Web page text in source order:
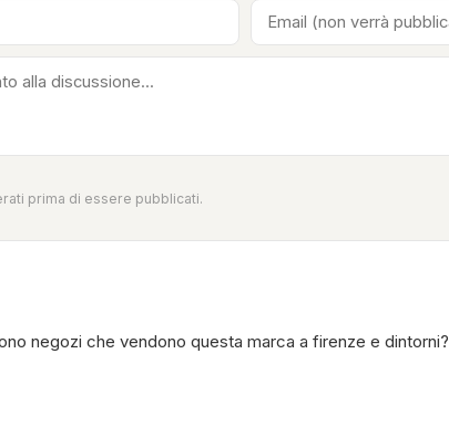
prima di essere pubblicati.
negozi che vendono questa marca a firenze e dintorni?